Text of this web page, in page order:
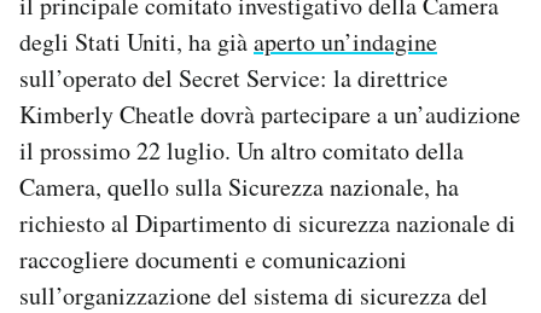
degli Stati Uniti, ha giàaperto un’indagine
sull’operato del Secret Service: la direttrice
Kimberly Cheatle dovrà partecipare a un’audizione
il prossimo 22 luglio. Un altro comitato della
Camera, quello sulla Sicurezza nazionale, ha
richiesto al Dipartimento di sicurezza nazionale di
raccogliere documenti e comunicazioni
sull’organizzazione del sistema di sicurezza del